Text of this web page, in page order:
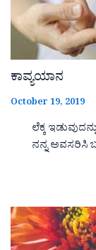
ಕಾವ್ಯಯಾನ
October 19, 2019
ಲೆಕ್ಕ
ನನ್ನ ಅವಸರಿಸಿ